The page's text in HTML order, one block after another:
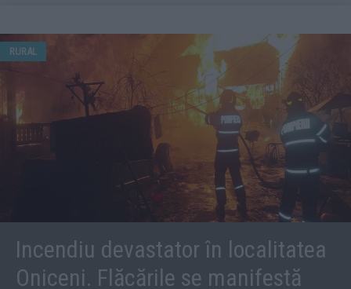
RURAL
Incendiu devastator în localitatea
Oniceni. Flăcările se manifestă